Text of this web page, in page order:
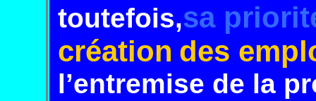
toutefois,sa
création des
l’entremise de la